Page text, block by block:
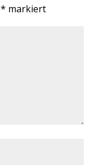
* markiert